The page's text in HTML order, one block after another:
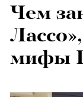
Чем
мифы